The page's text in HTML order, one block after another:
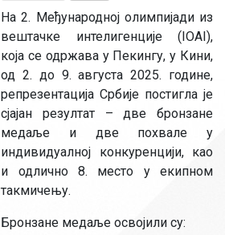
На 2. Међународној олимпијади из
вештачке интелигенције (IOAI),
која се одржава у Пекингу, у Кини,
од 2. до 9. августа 2025. године,
репрезентација Србије постигла је
сјајан резултат – две бронзане
медаље и две похвале у
индивидуалној конкуренцији, као
и одлично 8. место у екипном
такмичењу.
Бронзане медаље освојили су: